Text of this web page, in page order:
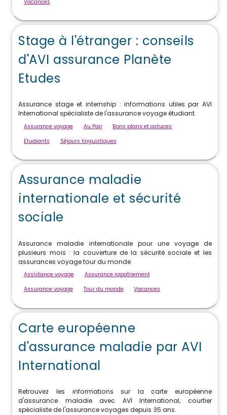
Vacances
Stage à l'étranger : conseils
d'AVI assurance Planète
Etudes
Assurance stage et internship : informations utiles par AVI
International spécialiste de l'assurance voyage étudiant.
Assurance voyage Au Pair
Bons plans et astuces
Etudiants
Séjours linguistiques
Assurance maladie
internationale et sécurité
sociale
Assurance maladie internationale pour une voyage de
plusieurs mois : la couverture de la sécurité sociale et les
assurances voyage tour du monde
Assistance voyage
Assurance rapatriement
Assurance voyage
Tour du monde Vacances
Carte européenne
d'assurance maladie par AVI
International
Retrouvez les informations sur la carte européenne
d'assurance maladie avec AVI International, courtier
spécialiste de l'assurance voyages depuis 35 ans.